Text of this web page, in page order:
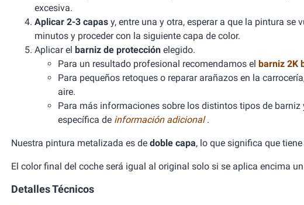
excesiva.
Aplicar 2-3 capas y, entre una y otra, esperar a que la pintura se
minutos y proceder con la siguiente capa de color.
Aplicar el barniz de protección elegido.
Para un resultado profesional recomendamos el barniz 2K
Para pequeños retoques o reparar arañazos en la
aire.
Para más informaciones sobre los distintos tipos de
específica de información adicional.
Nuestra pintura metalizada es de doble capa, lo que significa que
El color final del coche será igual al original solo si se aplica encima
Detalles Técnicos